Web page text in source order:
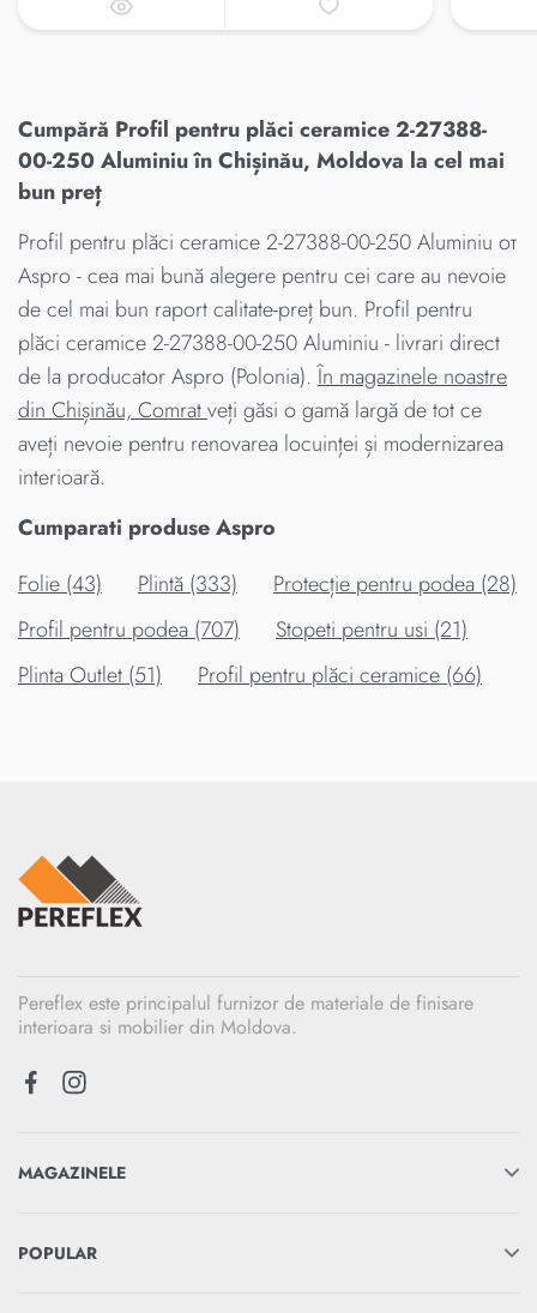
Cumpără Profil pentru plăci ceramice 2-27388-
00-250 Aluminiu în Chișinău, Moldova la cel mai
bun preț
Profil pentru plăci ceramice 2-27388-00-250 Aluminiu от
Aspro - cea mai bună alegere pentru cei care au nevoie
de cel mai bun raport calitate-preț bun. Profil pentru
plăci ceramice 2-27388-00-250 Aluminiu - livrari direct
de la producator Aspro (Polonia).În magazinele noastre
din Chișinău, Comratveți găsi o gamă largă de tot ce
aveți nevoie pentru renovarea locuinței și modernizarea
interioară.
Cumparati produse Aspro
Folie (43)
Plintă (333)
Protecție pentru podea (28)
Profil pentru podea (707)
Stopeti pentru usi (21)
Plinta Outlet (51)
Profil pentru plăci ceramice (66)
Pereflex este principalul furnizor de materiale de finisare
interioara si mobilier din Moldova.
MAGAZINELE
POPULAR